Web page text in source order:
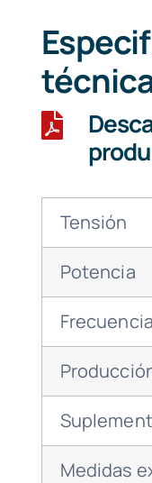
Tensión
Potencia
Frecuencia
Medidas